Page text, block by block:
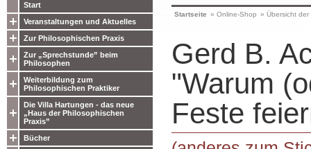
Start
Veranstaltungen und Aktuelles
Zur Philosophischen Praxis
Zur „Sprechstunde” beim
Philosophen
Weiterbildung zum
Philosophischen Praktiker
Die Villa Hartungen - das neue
„Haus der Philosophischen
Praxis”
Bücher
Startseite » Online-Shop » Übersicht
Gerd B.
"Warum
Feste